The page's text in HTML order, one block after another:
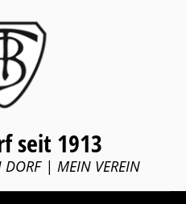
seit 1913
| MEIN VEREIN